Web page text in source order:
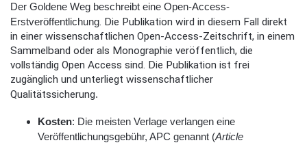
Der Goldene Weg beschreibt eine Open-Access-
Erstveröffentlichung. Die Publikation wird in diesem Fall direkt
in einer wissenschaftlichen Open-Access-Zeitschrift, in einem
Sammelband oder als Monographie veröffentlich, die
vollständig Open Access sind. Die Publikation ist frei
zugänglich und unterliegt wissenschaftlicher
Qualitätssicherung.
Kosten: Die meisten Verlage verlangen eine
Veröffentlichungsgebühr, APC genannt (Article